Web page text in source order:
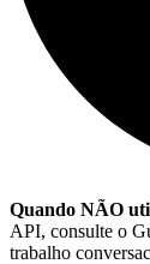
Quando NÃO
API, consulte o
trabalho